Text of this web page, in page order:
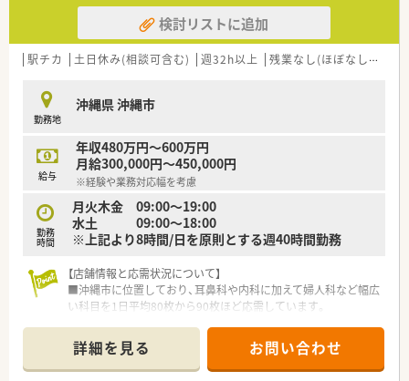
【求人情報について】
■ご経験に応じて年収450万円から550万円が目指せ、賞与は年
2回で4ヶ月分と安定した収入が期待できます。
■転居手当（最大30万円）や沖縄県出身者向けの無利子奨学金制
検討リストに追加
駅チカ 土日休み(相談可含む) 週32h以上 残業なし(ほぼなし含む)
勤務地
沖縄県 沖縄市
給与
年収480万円～600万円
月給300,000円～450,000円
※経験や業務対応幅を考慮
勤務
時間
月火木金 09:00～19:00
水土 09:00～18:00
※上記より8時間/日を原則とする週40時間勤務
【店舗情報と応需状況について】
■沖縄市に位置しており、耳鼻科や内科に加えて婦人科など幅広
い科目を1日平均80枚から90枚ほど応需しています。
社員2名とパート1名の薬剤師が協力して勤務しています。
■100以上の広域医療機関から処方箋を受け付けており、多種多
様な処方内容に触れることで専門性を高められる環境です。
詳細を見る お問い合わせ